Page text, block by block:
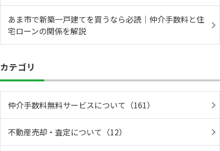
あま市で新築一戸建てを買うなら必読｜仲介手数料と住
宅ローンの関係を解説
カテゴリ
仲介手数料無料サービスについて（161）
不動産売却・査定について（12）